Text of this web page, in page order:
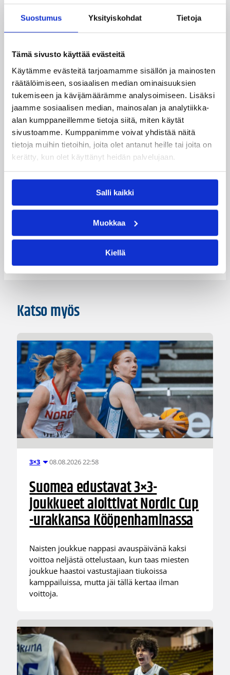
Suostumus Yksityiskohdat Tietoja
Tämä sivusto käyttää evästeitä
Käytämme evästeitä tarjoamamme sisällön ja mainosten
räätälöimiseen, sosiaalisen median ominaisuuksien
tukemiseen ja kävijämäärämme analysoimiseen. Lisäksi
jaamme sosiaalisen median, mainosalan ja analytiikka-
alan kumppaneillemme tietoja siitä, miten käytät
sivustoamme. Kumppanimme voivat yhdistää näitä
tietoja muihin tietoihin, joita olet antanut heille tai joita on
kerätty, kun olet käyttänyt heidän palvelujaan.
Salli kaikki
Muokkaa
Kiellä
Ahonen Roope
0/0
Päivitetty11.07.2007
Henkilöt
Antti Kanervo Cedric Latimer
Ei Ole
Maaottelu
Katso myös
3×3 08.08.2026 22:58
Suomea edustavat 3×3-
joukkueet aloittivat Nordic Cup
-urakkansa Kööpenhaminassa
Naisten joukkue nappasi avauspäivänä kaksi
voittoa neljästä ottelustaan, kun taas miesten
joukkue haastoi vastustajiaan tiukoissa
kamppailuissa, mutta jäi tällä kertaa ilman
voittoja.